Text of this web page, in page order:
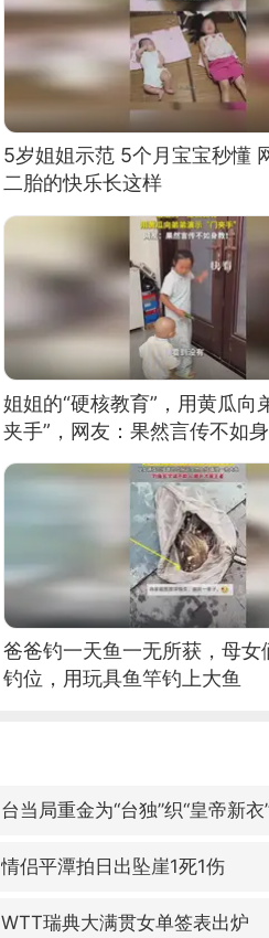
5岁姐姐示范 5个月宝宝秒懂
二胎的快乐长这样
姐姐的“硬核教育”，用黄瓜向
夹手”，网友：果然言传不如身
爸爸钓一天鱼一无所获，母女
钓位，用玩具鱼竿钓上大鱼
台当局重金为“台独”织“皇帝新衣
情侣平潭拍日出坠崖1死1伤
WTT瑞典大满贯女单签表出炉